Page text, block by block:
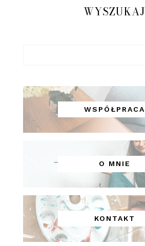
WYSZUKAJ
WSPÓŁPRACA
O MNIE
KONTAKT